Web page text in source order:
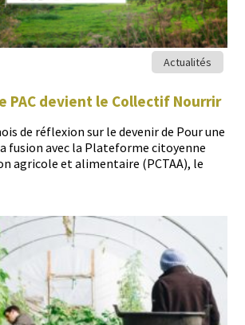
Actualités
PAC devient le Collectif Nourrir
de réflex­ion sur le devenir de Pour une
fusion avec la Plate­forme citoyenne
agri­cole et ali­men­taire (PCTAA), le